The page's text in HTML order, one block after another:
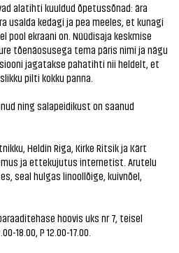
alatihti kuuldud õpetussõnad: ära
usalda kedagi ja pea meeles, et kunagi
ekraani on. Nüüdisaja keskmise
tõenäosusega tema päris nimi ja nägu
jagatakse pahatihti nii heldelt, et
pilti kokku panna.
ning salapeidikust on saanud
Heldin Riga, Kirke Ritsik ja Kärt
ja ettekujutus internetist. Arutelu
seal hulgas linoollõige, kuivnõel,
hoovis uks nr 7, teisel
18.00, P 12.00-17.00.